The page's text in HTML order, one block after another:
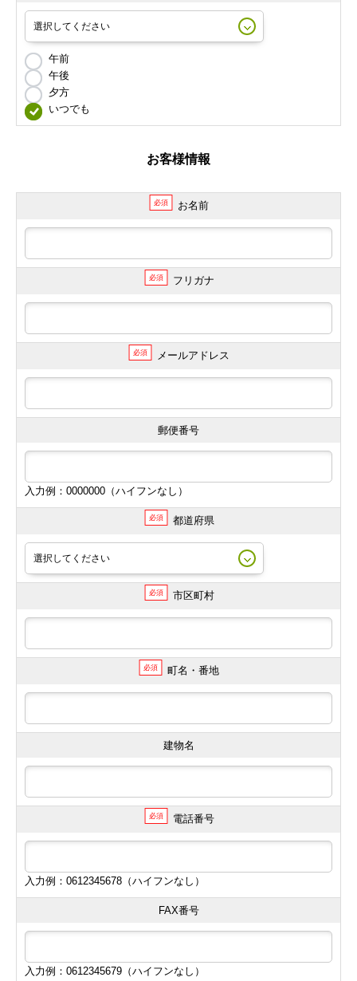
午前
午後
夕方
いつでも
お客様情報
必須 お名前
必須 フリガナ
必須 メールアドレス
郵便番号
入力例：0000000（ハイフンなし）
必須 都道府県
必須 市区町村
必須 町名・番地
建物名
必須 電話番号
入力例：0612345678（ハイフンなし）
FAX番号
入力例：0612345679（ハイフンなし）